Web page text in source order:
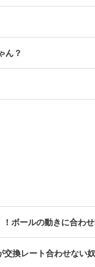
ん？
！ボールの動きに合わ
交換レート合わせない